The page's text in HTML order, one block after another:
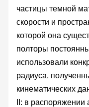
частицы темной
скорости и
которой она
полторы
использовали
радиуса,
кинематических
II: в распоряжении